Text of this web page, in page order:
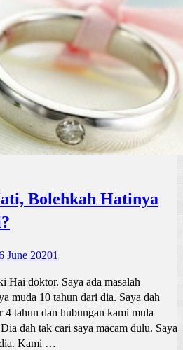
Bolehkah Hatinya
June 20201
Hai doktor. Saya ada masalah
muda 10 tahun dari dia. Saya dah
4 tahun dan hubungan kami mula
dah tak cari saya macam dulu. Saya
dia. Kami …